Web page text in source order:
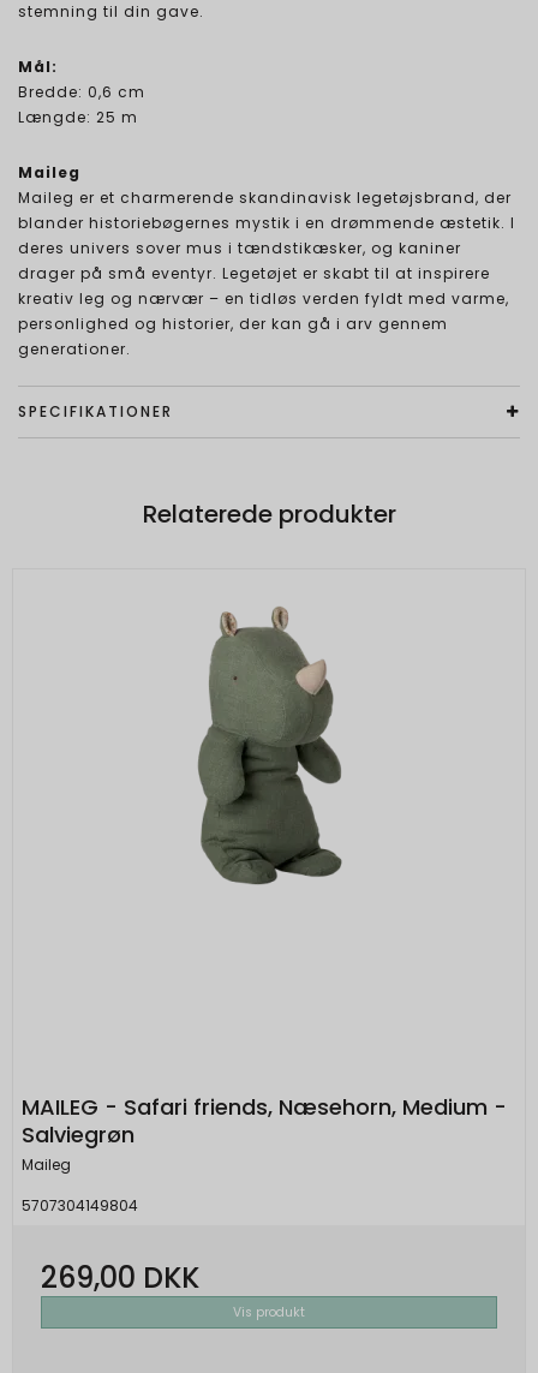
stemning til din gave.
Mål:
Bredde: 0,6 cm
Længde: 25 m
Maileg
Maileg er et charmerende skandinavisk legetøjsbrand, der
blander historiebøgernes mystik i en drømmende æstetik. I
deres univers sover mus i tændstikæsker, og kaniner
drager på små eventyr. Legetøjet er skabt til at inspirere
kreativ leg og nærvær – en tidløs verden fyldt med varme,
personlighed og historier, der kan gå i arv gennem
generationer.
SPECIFIKATIONER
Relaterede produkter
MAILEG - Safari friends, Næsehorn, Medium -
Salviegrøn
Maileg
5707304149804
269,00 DKK
Vis produkt